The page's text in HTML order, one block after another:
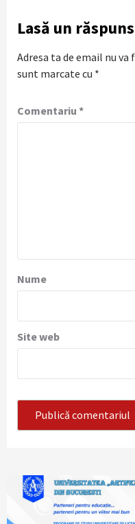
Lasă un răspuns
Adresa ta de email nu va
sunt marcate cu *
Comentariu *
Nume
Site web